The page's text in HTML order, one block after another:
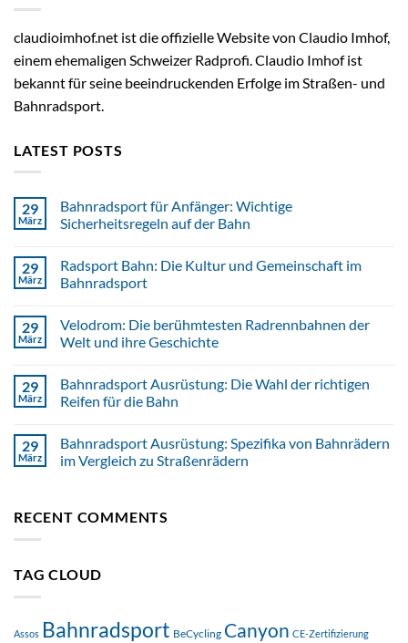
claudioimhof.net ist die offizielle Website von Claudio Imhof,
einem ehemaligen Schweizer Radprofi. Claudio Imhof ist
bekannt für seine beeindruckenden Erfolge im Straßen- und
Bahnradsport.
LATEST POSTS
29
März
Bahnradsport für Anfänger: Wichtige
Sicherheitsregeln auf der Bahn
29
März
Radsport Bahn: Die Kultur und Gemeinschaft im
Bahnradsport
29
März
Velodrom: Die berühmtesten Radrennbahnen der
Welt und ihre Geschichte
29
März
Bahnradsport Ausrüstung: Die Wahl der richtigen
Reifen für die Bahn
29
März
Bahnradsport Ausrüstung: Spezifika von Bahnrädern
im Vergleich zu Straßenrädern
RECENT COMMENTS
TAG CLOUD
Assos Bahnradsport BeCycling Canyon CE-Zertifizierung